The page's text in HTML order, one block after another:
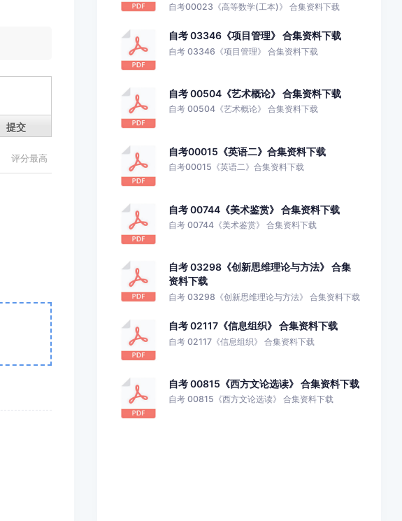
提交
评分最高
自考00023《高等数学(工本)》 合集资料下载
自考 03346《项目管理》 合集资料下载
自考 03346《项目管理》 合集资料下载
自考 00504《艺术概论》 合集资料下载
自考 00504《艺术概论》 合集资料下载
自考00015《英语二》合集资料下载
自考00015《英语二》合集资料下载
自考 00744《美术鉴赏》 合集资料下载
自考 00744《美术鉴赏》 合集资料下载
自考 03298《创新思维理论与方法》 合集
资料下载
自考 03298《创新思维理论与方法》 合集资料下载
自考 02117《信息组织》 合集资料下载
自考 02117《信息组织》 合集资料下载
自考 00815《西方文论选读》 合集资料下载
自考 00815《西方文论选读》 合集资料下载